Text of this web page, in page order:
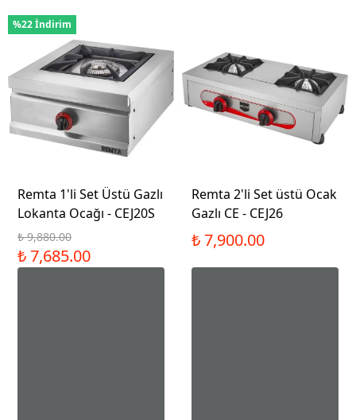
%22 İndirim
Remta 1'li Set Üstü Gazlı
Lokanta Ocağı - CEJ20S
₺ 9,880.00
₺ 7,685.00
Remta 2'li Set üstü Ocak
Gazlı CE - CEJ26
₺ 7,900.00